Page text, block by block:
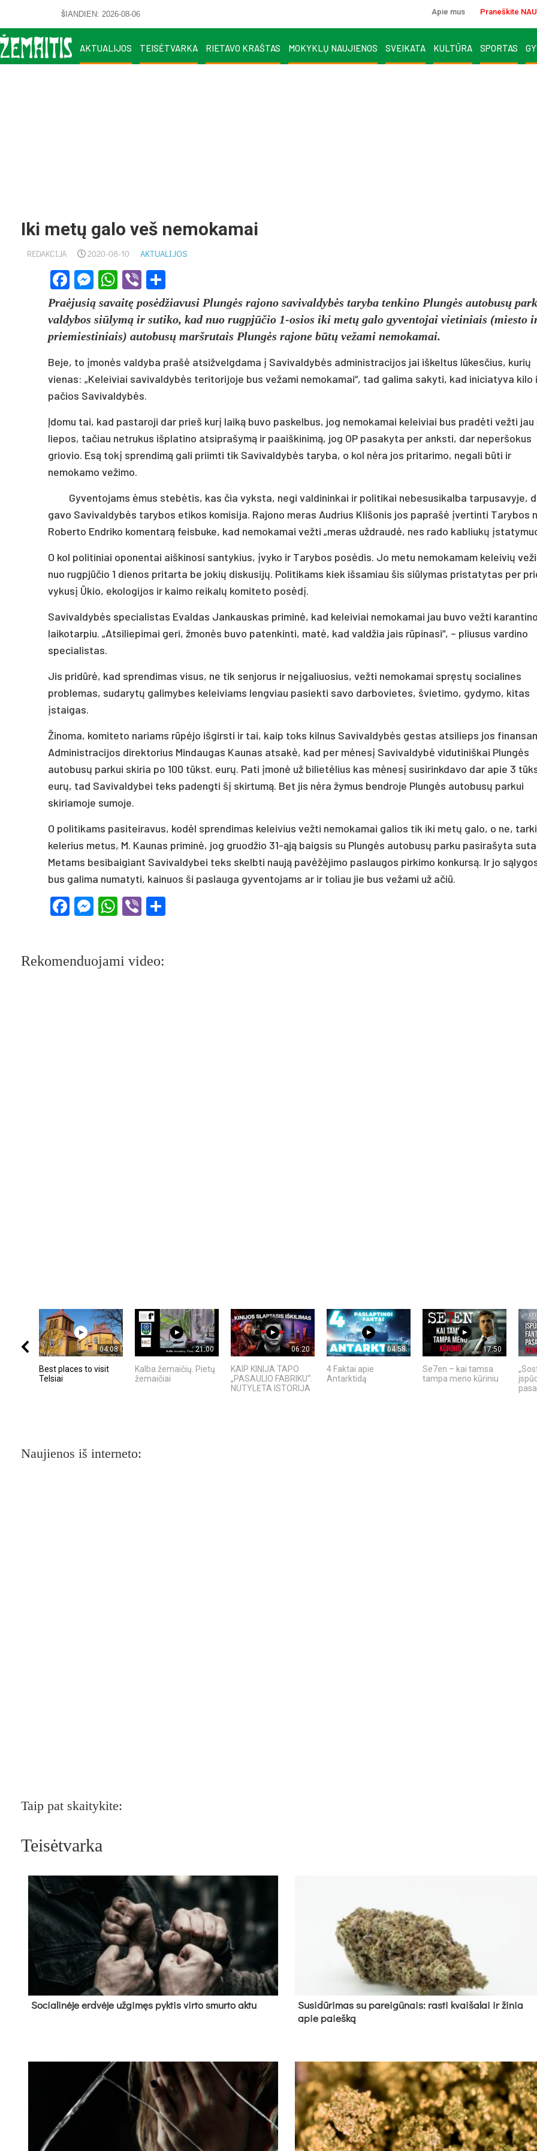
ŠIANDIEN: 2026-08-06 Apie mus Praneškite
AKTUALIJOS TEISĖTVARKA RIETAVO KRAŠTAS MOKYKLŲ NAUJIENOS SVEIKATA KULTŪRA SPORTAS
Iki metų galo veš nemokamai
REDAKCIJA 2020-08-10 AKTUALIJOS
Facebook
Messenger
WhatsApp
Viber
Praėjusią savaitę posėdžiavusi Plungės rajono savivaldybės taryba tenkino Plungės autobusų
valdybos siūlymą ir sutiko, kad nuo rugpjūčio 1-osios iki metų galo gyventojai vietiniais (miesto
priemiestiniais) autobusų maršrutais Plungės rajone būtų vežami nemokamai.
Beje, to įmonės valdyba prašė atsižvelgdama į Savivaldybės administracijos jai iškeltus lūkesčius, kurių
vienas: „Keleiviai savivaldybės teritorijoje bus vežami nemokamai“, tad galima sakyti, kad iniciatyva kilo
pačios Savivaldybės.
Įdomu tai, kad pastaroji dar prieš kurį laiką buvo paskelbus, jog nemokamai keleiviai bus pradėti vežti jau
liepos, tačiau netrukus išplatino atsiprašymą ir paaiškinimą, jog OP pasakyta per anksti, dar neperšokus
griovio. Esą tokį sprendimą gali priimti tik Savivaldybės taryba, o kol nėra jos pritarimo, negali būti ir
nemokamo vežimo.
Gyventojams ėmus stebėtis, kas čia vyksta, negi valdininkai ir politikai nebesusikalba tarpusavyje,
gavo Savivaldybės tarybos etikos komisija. Rajono meras Audrius Klišonis jos paprašė įvertinti Tarybos
Roberto Endriko komentarą feisbuke, kad nemokamai vežti „meras uždraudė, nes rado kabliukų
O kol politiniai oponentai aiškinosi santykius, įvyko ir Tarybos posėdis. Jo metu nemokamam keleivių
nuo rugpjūčio 1 dienos pritarta be jokių diskusijų. Politikams kiek išsamiau šis siūlymas pristatytas per
vykusį Ūkio, ekologijos ir kaimo reikalų komiteto posėdį.
Savivaldybės specialistas Evaldas Jankauskas priminė, kad keleiviai nemokamai jau buvo vežti karantino
laikotarpiu. „Atsiliepimai geri, žmonės buvo patenkinti, matė, kad valdžia jais rūpinasi“, – pliusus vardino
specialistas.
Jis pridūrė, kad sprendimas visus, ne tik senjorus ir neįgaliuosius, vežti nemokamai spręstų socialines
problemas, sudarytų galimybes keleiviams lengviau pasiekti savo darbovietes, švietimo, gydymo, kitas
įstaigas.
Žinoma, komiteto nariams rūpėjo išgirsti ir tai, kaip toks kilnus Savivaldybės gestas atsilieps jos
Administracijos direktorius Mindaugas Kaunas atsakė, kad per mėnesį Savivaldybė vidutiniškai Plungės
autobusų parkui skiria po 100 tūkst. eurų. Pati įmonė už bilietėlius kas mėnesį susirinkdavo dar apie 3
eurų, tad Savivaldybei teks padengti šį skirtumą. Bet jis nėra žymus bendroje Plungės autobusų parkui
skiriamoje sumoje.
O politikams pasiteiravus, kodėl sprendimas keleivius vežti nemokamai galios tik iki metų galo, o ne,
kelerius metus, M. Kaunas priminė, jog gruodžio 31-ąją baigsis su Plungės autobusų parku pasirašyta
Metams besibaigiant Savivaldybei teks skelbti naują pavėžėjimo paslaugos pirkimo konkursą. Ir jo
bus galima numatyti, kainuos ši paslauga gyventojams ar ir toliau jie bus vežami už ačiū.
Facebook
Messenger
WhatsApp
Viber
Rekomenduojami video:
04:08
Best places to visit
Telsiai
21:00
Kalba žemaičių. Pietų
žemaičiai
06:20
KAIP KINIJA TAPO
„PASAULIO FABRIKU“:
NUTYLĖTA ISTORIJA
04:58
4 Faktai apie
Antarktidą
17:50
Se7en – kai tamsa
tampa meno kūriniu
Naujienos iš interneto:
Taip pat skaitykite:
Teisėtvarka
So­cia­li­nė­je erd­vė­je už­gi­męs pyk­tis vir­to smur­to ak­tu
Su­si­dū­ri­mas su pa­rei­gū­nais: ras­ti kvai­ša­lai ir ži­nia
apie paieš­ką